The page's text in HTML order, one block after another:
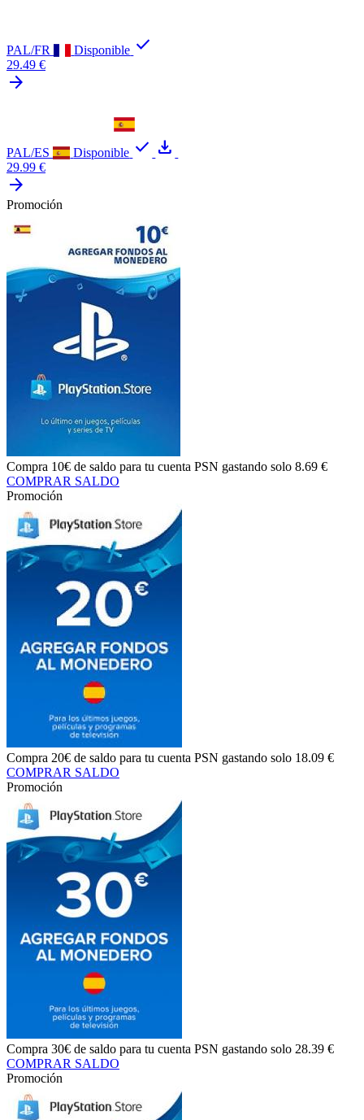
PAL/FR Disponible check
29.49 €
arrow_forward
PAL/ES Disponible check download
29.99 €
arrow_forward
Promoción
Compra 10€ de saldo para tu cuenta PSN gastando solo 8.69 €
COMPRAR SALDO
Promoción
Compra 20€ de saldo para tu cuenta PSN gastando solo 18.09 €
COMPRAR SALDO
Promoción
Compra 30€ de saldo para tu cuenta PSN gastando solo 28.39 €
COMPRAR SALDO
Promoción